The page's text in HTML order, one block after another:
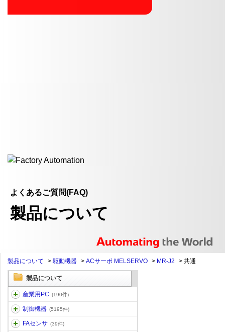
よくあるご質問(FAQ)
製品について
製品について >駆動機器 > ACサーボ MELSERVO > MR-J2 > 共通
製品について
産業用PC (190件)
制御機器 (5195件)
FAセンサ (39件)